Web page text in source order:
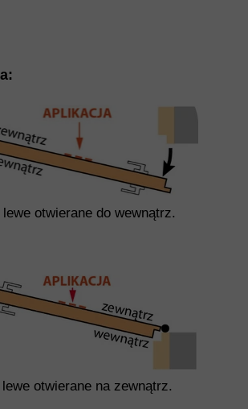
otwierane na zewnątrz.
otwierane do wewnątrz.